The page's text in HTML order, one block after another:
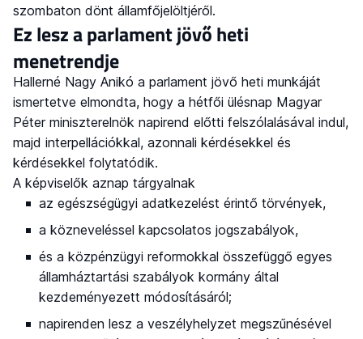
szombaton dönt államfőjelöltjéről.
Ez lesz a parlament jövő heti
menetrendje
Hallerné Nagy Anikó a parlament jövő heti munkáját
ismertetve elmondta, hogy a hétfői ülésnap Magyar
Péter miniszterelnök napirend előtti felszólalásával indul,
majd interpellációkkal, azonnali kérdésekkel és
kérdésekkel folytatódik.
A képviselők aznap tárgyalnak
az egészségügyi adatkezelést érintő törvények,
a közneveléssel kapcsolatos jogszabályok,
és a közpénzügyi reformokkal összefüggő egyes
államháztartási szabályok kormány által
kezdeményezett módosításáról;
napirenden lesz a veszélyhelyzet megszűnésével